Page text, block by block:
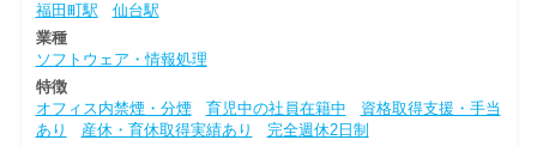
福田町駅
仙台駅
業種
ソフトウェア・情報処理
特徴
オフィス内禁煙・分煙
育児中の社員在籍中
資格取得支援・手当
あり
産休・育休取得実績あり 完全週休2日制